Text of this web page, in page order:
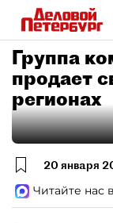
Группа
продает
регионах
20 января
Читайте нас